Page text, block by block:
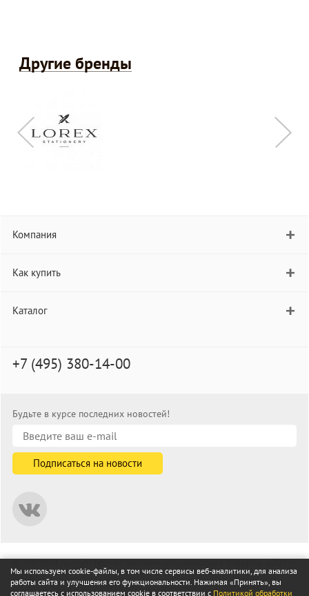
Другие бренды
Компания
Как купить
Каталог
+7 (495) 380-14-00
Будьте в курсе последних новостей!
© informat.ru — Интернет-магазин канцелярских товаров. 2001—
2026
Все права защищены
Мы используем cookie-файлы, в том числе сервисы веб-аналитики, для анализа
работы сайта и улучшения его функциональности. Нажимая «Принять», вы
соглашаетесь с использованием cookie в соответствии с Политикой обработки